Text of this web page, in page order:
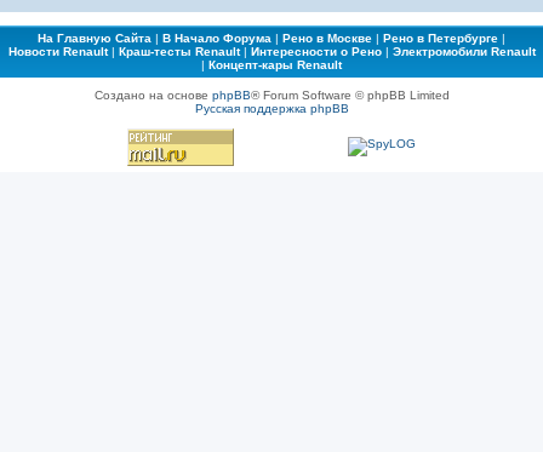
На Главную Сайта | В Начало Форума | Рено в Москве | Рено в Петербурге |
Новости Renault| Краш-тесты Renault| Интересности о Рено| Электромобили Renault
| Концепт-кары Renault
Создано на основе phpBB® Forum Software © phpBB Limited
Русская поддержка phpBB